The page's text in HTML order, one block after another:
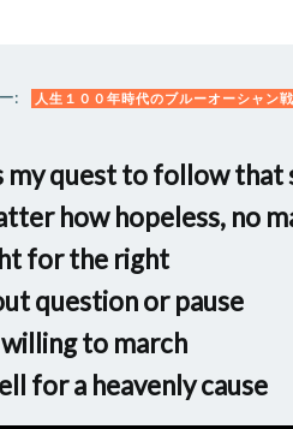
: 人生１００年時代のブルーオーシャン
my quest to follow that
how hopeless, no
for the right
question or pause
to march
for a heavenly cause